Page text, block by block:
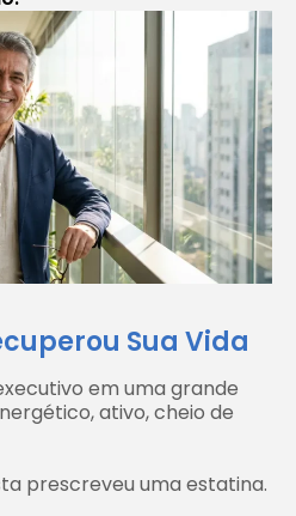
Sua Vida
em uma grande
ativo, cheio de
prescreveu uma estatina.